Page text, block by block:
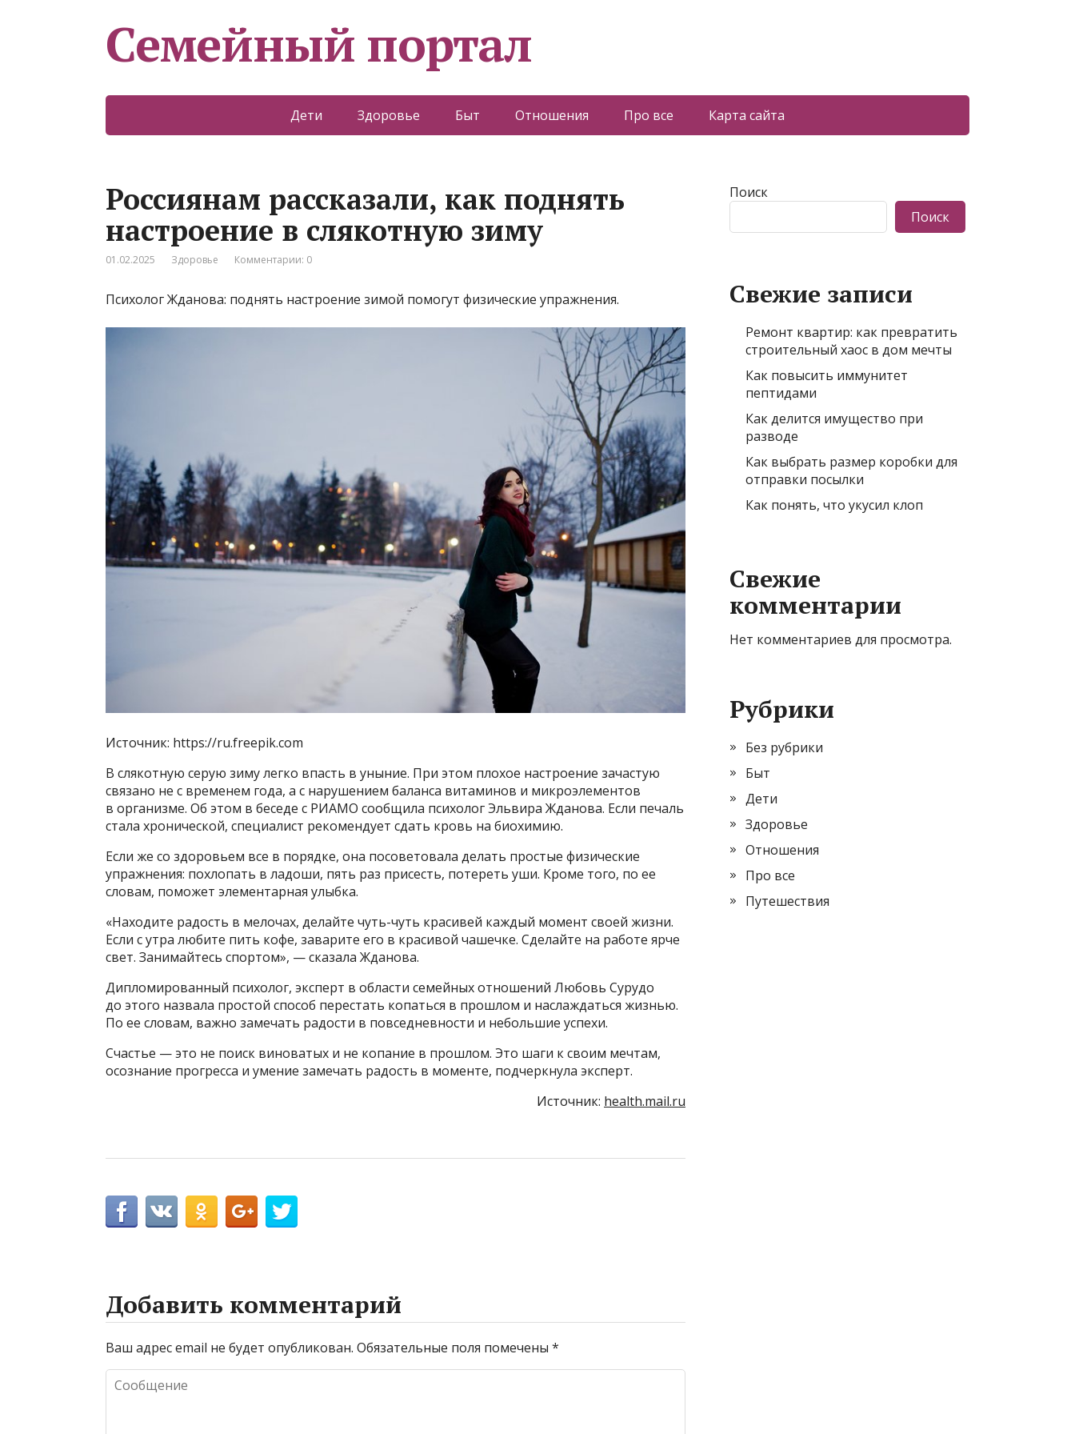
Семейный портал
Дети Здоровье Быт Отношения Про все Карта сайта
Россиянам рассказали, как поднять
настроение в слякотную зиму
01.02.2025 Здоровье Комментарии: 0
Психолог Жданова: поднять настроение зимой помогут физические упражнения.
Источник: https://ru.freepik.com
В слякотную серую зиму легко впасть в уныние. При этом плохое настроение зачастую
связано не с временем года, а с нарушением баланса витаминов и микроэлементов
в организме. Об этом в беседе с РИАМО сообщила психолог Эльвира Жданова. Если печаль
стала хронической, специалист рекомендует сдать кровь на биохимию.
Если же со здоровьем все в порядке, она посоветовала делать простые физические
упражнения: похлопать в ладоши, пять раз присесть, потереть уши. Кроме того, по ее
словам, поможет элементарная улыбка.
«Находите радость в мелочах, делайте чуть-чуть красивей каждый момент своей жизни.
Если с утра любите пить кофе, заварите его в красивой чашечке. Сделайте на работе ярче
свет. Занимайтесь спортом», — сказала Жданова.
Дипломированный психолог, эксперт в области семейных отношений Любовь Сурудо
до этого назвала простой способ перестать копаться в прошлом и наслаждаться жизнью.
По ее словам, важно замечать радости в повседневности и небольшие успехи.
Счастье — это не поиск виноватых и не копание в прошлом. Это шаги к своим мечтам,
осознание прогресса и умение замечать радость в моменте, подчеркнула эксперт.
Источник: health.mail.ru
Добавить комментарий
Ваш адрес email не будет опубликован. Обязательные поля помечены *
Поиск
Поиск
Свежие записи
Ремонт квартир: как превратить
строительный хаос в дом мечты
Как повысить иммунитет
пептидами
Как делится имущество при
разводе
Как выбрать размер коробки для
отправки посылки
Как понять, что укусил клоп
Свежие
комментарии
Нет комментариев для просмотра.
Рубрики
Без рубрики
Быт
Дети
Здоровье
Отношения
Про все
Путешествия